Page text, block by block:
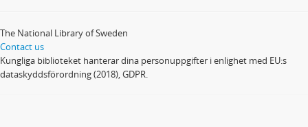
The National Library of Sweden
Contact us
Kungliga biblioteket hanterar dina personuppgifter i enlighet med EU:s
dataskyddsförordning (2018), GDPR.